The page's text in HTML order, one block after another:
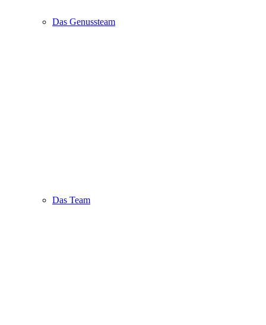
Das Genussteam
Das Team